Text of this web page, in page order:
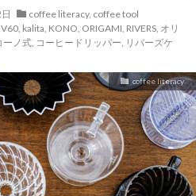
coffee literacy, coffee tool
, kalita KONO ORIGAMI RIVERS, オリ
ーノ式 コーヒードリッパー リバーズケ
coffee literacy